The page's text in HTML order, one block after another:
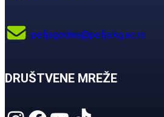
pefjagodina@pefja.kg.ac.rs
DRUŠTVENE MREŽE